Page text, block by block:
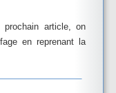
prochain article, on
en reprenant la